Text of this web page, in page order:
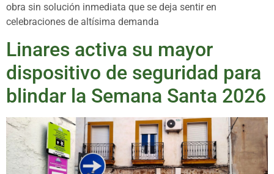
obra sin solución inmediata que se deja sentir en
celebraciones de altísima demanda
Linares activa su mayor
dispositivo de seguridad para
blindar la Semana Santa 2026